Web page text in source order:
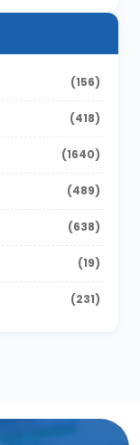
(7)
(12)
(11)
(10)
(11)
(12)
(13)
(15)
(18)
(7)
(13)
(16)
(22)
(15)
(16)
(15)
(10)
(21)
(11)
(26)
(15)
(10)
(22)
(21)
(17)
(24)
(21)
(31)
(33)
(20)
(44)
(26)
(22)
(26)
(23)
(19)
(24)
(13)
(8)
(9)
(11)
(156)
(418)
(1640)
(489)
(638)
(19)
(231)